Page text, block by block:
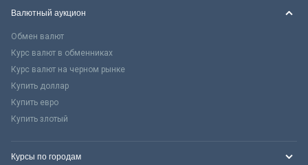
Валютный аукцион
Обмен валют
Курс валют в обменниках
Курс валют на черном рынке
Купить доллар
Купить евро
Купить злотый
Курсы по городам